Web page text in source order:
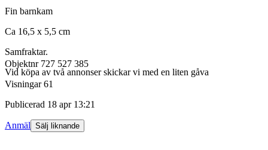
Fin barnkam
Ca 16,5 x 5,5 cm
Samfraktar.
Vid köpa av två annonser skickar vi med en liten gåva
Objektnr 727 527 385
Visningar 61
Publicerad 18 apr 13:21
Anmäl Sälj liknande